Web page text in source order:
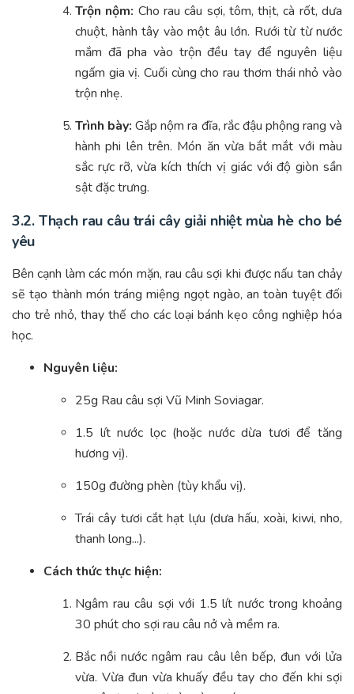
Trộn nộm: Cho rau câu sợi, tôm, thịt, cà rốt, dưa
chuột, hành tây vào một âu lớn. Rưới từ từ nước
mắm đã pha vào trộn đều tay để nguyên liệu
ngấm gia vị. Cuối cùng cho rau thơm thái nhỏ vào
trộn nhẹ.
Trình bày: Gắp nộm ra đĩa, rắc đậu phộng rang và
hành phi lên trên. Món ăn vừa bắt mắt với màu
sắc rực rỡ, vừa kích thích vị giác với độ giòn sần
sật đặc trưng.
3.2. Thạch rau câu trái cây giải nhiệt mùa hè cho bé
yêu
Bên cạnh làm các món mặn, rau câu sợi khi được nấu tan chảy
sẽ tạo thành món tráng miệng ngọt ngào, an toàn tuyệt đối
cho trẻ nhỏ, thay thế cho các loại bánh kẹo công nghiệp hóa
học.
Nguyên liệu:
25g Rau câu sợi Vũ Minh Soviagar.
1.5 lít nước lọc (hoặc nước dừa tươi để tăng
hương vị).
150g đường phèn (tùy khẩu vị).
Trái cây tươi cắt hạt lựu (dưa hấu, xoài, kiwi, nho,
thanh long...).
Cách thức thực hiện:
Ngâm rau câu sợi với 1.5 lít nước trong khoảng
30 phút cho sợi rau câu nở và mềm ra.
Bắc nồi nước ngâm rau câu lên bếp, đun với lửa
vừa. Vừa đun vừa khuấy đều tay cho đến khi sợi